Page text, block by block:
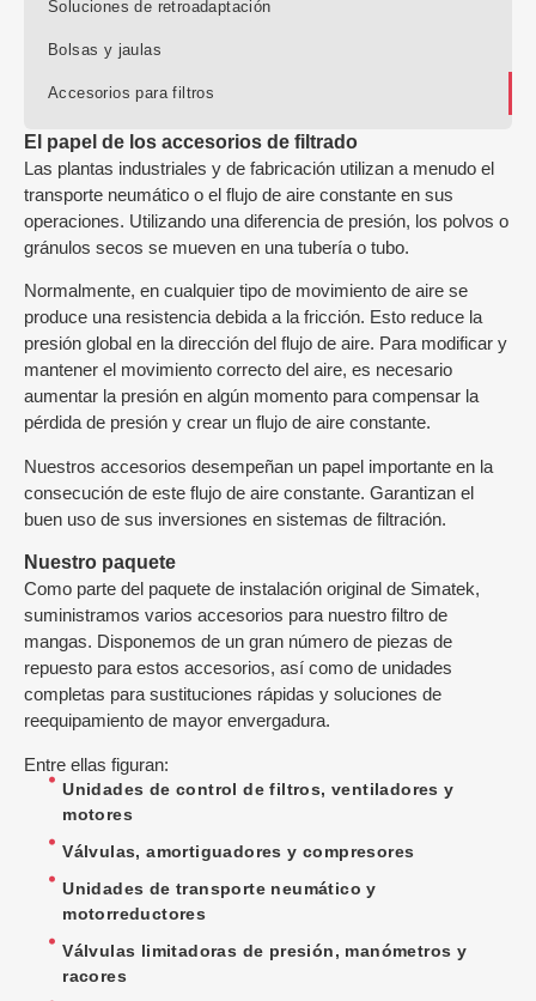
Soluciones de retroadaptación
Bolsas y jaulas
Accesorios para filtros
El papel de los accesorios de filtrado
Las plantas industriales y de fabricación utilizan a menudo el
transporte neumático o el flujo de aire constante en sus
operaciones. Utilizando una diferencia de presión, los polvos o
gránulos secos se mueven en una tubería o tubo.
Normalmente, en cualquier tipo de movimiento de aire se
produce una resistencia debida a la fricción. Esto reduce la
presión global en la dirección del flujo de aire. Para modificar y
mantener el movimiento correcto del aire, es necesario
aumentar la presión en algún momento para compensar la
pérdida de presión y crear un flujo de aire constante.
Nuestros accesorios desempeñan un papel importante en la
consecución de este flujo de aire constante. Garantizan el
buen uso de sus inversiones en sistemas de filtración.
Nuestro paquete
Como parte del paquete de instalación original de Simatek,
suministramos varios accesorios para nuestro filtro de
mangas. Disponemos de un gran número de piezas de
repuesto para estos accesorios, así como de unidades
completas para sustituciones rápidas y soluciones de
reequipamiento de mayor envergadura.
Entre ellas figuran:
Unidades de control de filtros, ventiladores y
motores
Válvulas, amortiguadores y compresores
Unidades de transporte neumático y
motorreductores
Válvulas limitadoras de presión, manómetros y
racores